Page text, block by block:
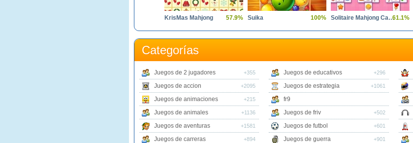
KrisMas Mahjong 57.9% Suika 100% Solitaire Mahjong Candy61.1%
Categorías
Juegos de 2 jugadores +355
Juegos de accion +2095
Juegos de animaciones +215
Juegos de animales +1136
Juegos de aventuras +1581
Juegos de carreras +894
Juegos de educativos +296
Juegos de estrategia +1061
fr9
Juegos de friv
+502
Juegos de futbol +601
Juegos de guerra +901